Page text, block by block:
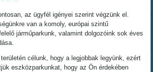
az ügyfél igényei szerint végzünk el.
van a komoly, európai szintű
járműparkunk, valamint dolgozóink sok éves
célunk, hogy a legjobbak legyünk, ezért
eszközparkunkat, hogy az Ön érdekében